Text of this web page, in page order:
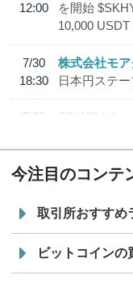
12:00
を開始
10,000 USDT
7/30
18:30
株式会社モア
日本円ステ
7/29
SBI VCトレ
今注目のコンテ
取引所おすすめ
ビットコインの